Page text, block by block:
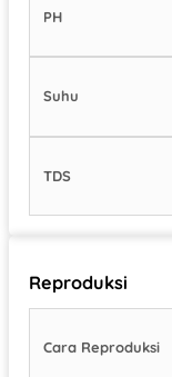
PH
Suhu
TDS
Reproduksi
Cara Reproduksi